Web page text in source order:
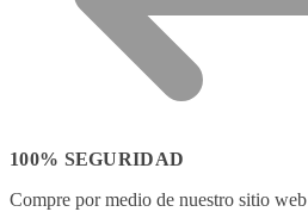
100% SEGURIDAD
Compre por medio de nuestro sitio web